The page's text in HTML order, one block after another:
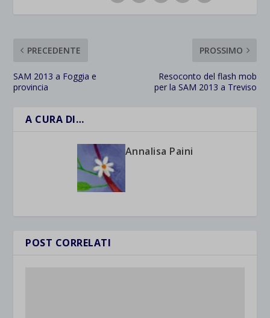
PRECEDENTE
SAM 2013 a Foggia e
provincia
PROSSIMO
Resoconto del flash mob
per la SAM 2013 a Treviso
A CURA DI…
Annalisa Paini
POST CORRELATI